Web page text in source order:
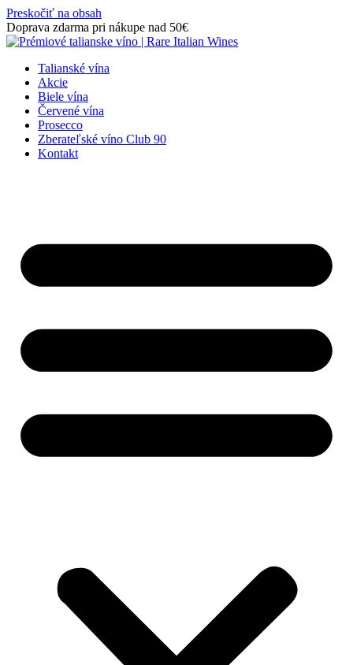
Preskočiť na obsah
Doprava zdarma pri nákupe nad 50€
Talianské vína
Akcie
Biele vína
Červené vína
Prosecco
Zberateľské víno Club 90
Kontakt